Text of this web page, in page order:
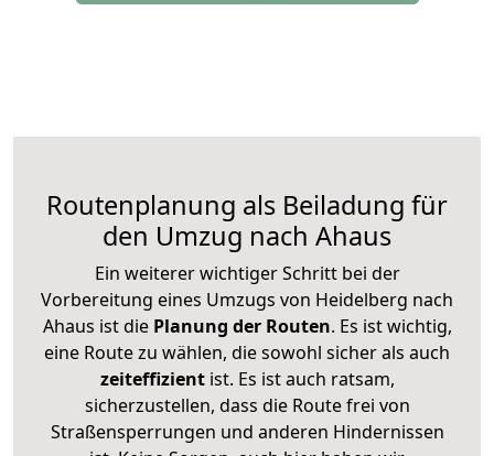
Routenplanung als Beiladung für
den Umzug nach Ahaus
Ein weiterer wichtiger Schritt bei der
Vorbereitung eines Umzugs von Heidelberg nach
Ahaus ist diePlanung der Routen. Es ist wichtig,
eine Route zu wählen, die sowohl sicher als auch
zeiteffizientist. Es ist auch ratsam,
sicherzustellen, dass die Route frei von
Straßensperrungen und anderen Hindernissen